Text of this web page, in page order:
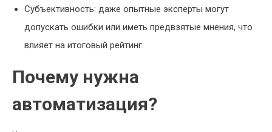
Субъективность: даже опытные эксперты могут
допускать ошибки или иметь предвзятые мнения, что
влияет на итоговый рейтинг.
Почему нужна
автоматизация?